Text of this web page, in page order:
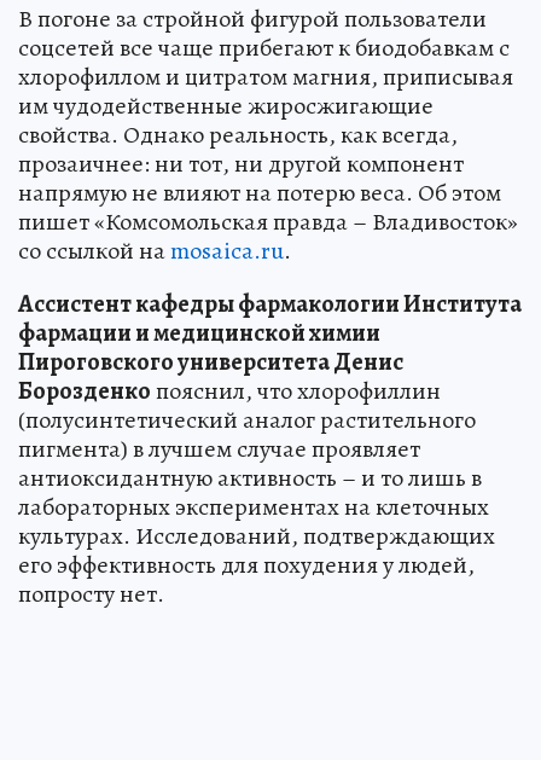
В погоне за стройной фигурой пользователи
соцсетей все чаще прибегают к биодобавкам с
хлорофиллом и цитратом магния, приписывая
им чудодейственные жиросжигающие
свойства. Однако реальность, как всегда,
прозаичнее: ни тот, ни другой компонент
напрямую не влияют на потерю веса. Об этом
пишет «Комсомольская правда – Владивосток»
со ссылкой наmosaica.ru.
Ассистент кафедры фармакологии Института
фармации и медицинской химии
Пироговского университета Денис
Борозденкопояснил, что хлорофиллин
(полусинтетический аналог растительного
пигмента) в лучшем случае проявляет
антиоксидантную активность – и то лишь в
лабораторных экспериментах на клеточных
культурах. Исследований, подтверждающих
его эффективность для похудения у людей,
попросту нет.